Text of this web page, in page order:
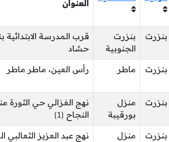
العنوان
بنزرت
بنزرت
الجنوبية
قرب المدرسة
حشاد
بنزرت ماطر رأس العين، ماطر ماطر
بنزرت
منزل
بورقيبة
نهج الغزالي حي الثورة
النجاح (1)
بنزرت
منزل
نهج عبد العزيز الثعالبي